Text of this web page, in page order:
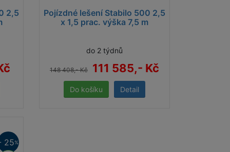
2,5
Pojízdné lešení Stabilo 500 2,5
x 1,5 prac. výška 7,5 m
do 2 týdnů
148 408,- Kč 111 585,- Kč
Detail
25%